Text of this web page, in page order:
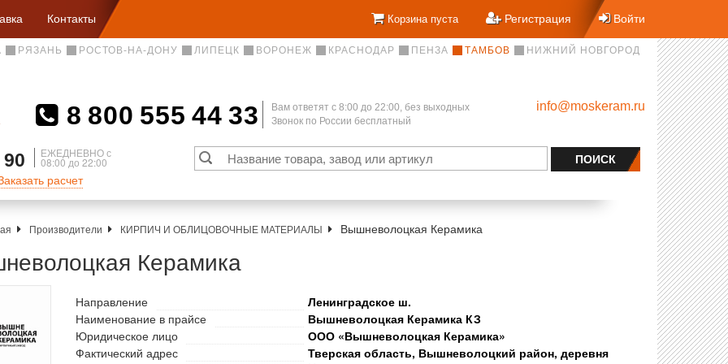
Контакты Корзина пуста Регистрация Войти
РЯЗАНЬ РОСТОВ-НА-ДОНУ ЛИПЕЦК ВОРОНЕЖ КРАСНОДАР ПЕНЗА ТАМБОВ НИЖНИЙ НОВГОРОД
8 800 555 44 33
Вам ответят c 8:00 до 22:00, без выходных
Звонок по России бесплатный
info@moskeram.ru
ЕЖЕДНЕВНО с
08:00 до 22:00
расчет
Производители КИРПИЧ И ОБЛИЦОВОЧНЫЕ МАТЕРИАЛЫ Вышневолоцкая Керамика
Керамика
Направление
Ленинградское ш.
Наименование в прайсе
Вышневолоцкая Керамика КЗ
Юридическое лицо
ООО «Вышневолоцкая Керамика»
Фактический адрес
Тверская область, Вышневолоцкий район, деревня